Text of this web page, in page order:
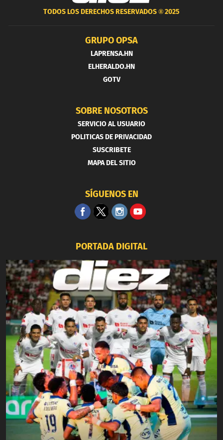
TODOS LOS DERECHOS RESERVADOS ®2025
GRUPO OPSA
LAPRENSA.HN
ELHERALDO.HN
GOTV
SOBRE NOSOTROS
SERVICIO AL USUARIO
POLITICAS DE PRIVACIDAD
SUSCRIBETE
MAPA DEL SITIO
SÍGUENOS EN
PORTADA DIGITAL